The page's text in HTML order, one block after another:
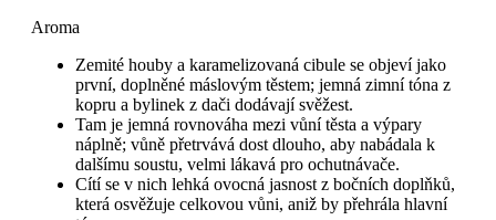
Aroma
Zemité houby a karamelizovaná cibule se objeví jako
první, doplněné máslovým těstem; jemná zimní tóna z
kopru a bylinek z dači dodávají svěžest.
Tam je jemná rovnováha mezi vůní těsta a výpary
náplně; vůně přetrvává dost dlouho, aby nabádala k
dalšímu soustu, velmi lákavá pro ochutnávače.
Cítí se v nich lehká ovocná jasnost z bočních doplňků,
která osvěžuje celkovou vůni, aniž by přehrála hlavní